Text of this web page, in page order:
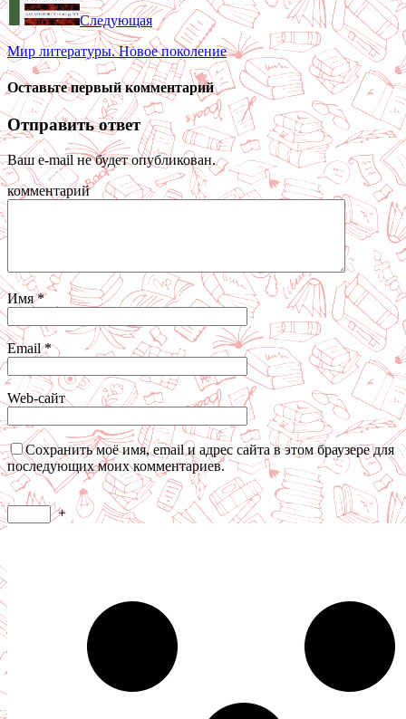
Следующая
Мир литературы. Новое поколение
Оставьте первый комментарий
Отправить ответ
Ваш e-mail не будет опубликован.
комментарий
Имя*
Email*
Web-сайт
Сохранить моё имя, email и адрес сайта в этом браузере для
последующих моих комментариев.
+